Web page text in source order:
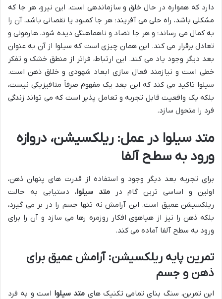
دارد که همواره در حال خلق و سازماندهی است. این نیرو، هر جا که
مشکلی باشد، راه حلی می آفریند؛ هر جا کمبود یا نقصانی باشد، آن را
به کمال می رساند؛ و هر جا تضاد و ناهماهنگی دیده شود، هارمونی و
تعادل برقرار می کند. این همان چیزی است که سیلوا از آن به عنوان
بعد دیگر وجود یاد می کند. این ارتباط، فراتر از منطق خشک و تفکر
خطی است و نیازمند فعال سازی ابعاد شهودی و خلاق ذهن است.
سیلوا تاکید می کند که این بعد یک مفهوم صرفاً متافیزیکی نیست،
بلکه یک واقعیت قابل تجربه و تعامل پذیر است که می تواند زندگی
فرد را متحول سازد.
متد سیلوا در عمل: ریلکسیشن، دروازه
ورود به سطح آلفا
برای تجربه بعد دیگر وجود و استفاده از قدرت های پنهان ذهن،
اولین و اساسی ترین گام درمتد سیلوا، دستیابی به حالت
ریلکسیشن عمیق است. این آرامش نه تنها جسم را در بر می گیرد،
بلکه ذهن را نیز از هیاهوی افکار روزمره رها می سازد و آن را برای
ورود به سطح آلفا آماده می کند.
تمرین پایه ریلکسیشن: آرامش عمیق برای
ذهن و جسم
این تمرین، سنگ بنای تمامی تکنیک های متد سیلوا است و به فرد